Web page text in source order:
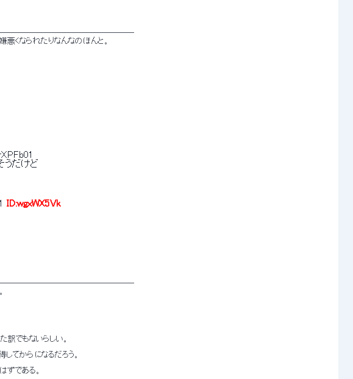
悪くなられたりなんなのほんと。
だけど
ID:wgxWX5Vk
訳でもないらしい。
てからになるだろう。
ずである。